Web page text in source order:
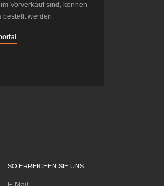
Vorverkauf sind, können
bestellt werden.
SO ERREICHEN SIE UNS